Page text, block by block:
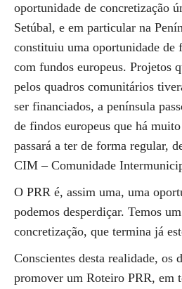
oportunidade de concretização
Setúbal, e em particular na
constituiu uma oportunidade de
com fundos europeus. Projetos
pelos quadros comunitários
ser financiados, a península
de findos europeus que há
passará a ter de forma regular,
CIM – Comunidade
O PRR é, assim uma, uma
podemos desperdiçar. Temos
concretização, que termina já
Conscientes desta realidade, os
promover um Roteiro PRR, em